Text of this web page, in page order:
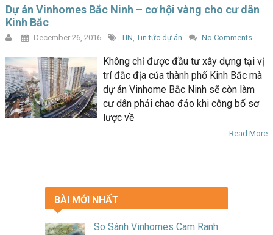
Dự án Vinhomes Bắc Ninh – cơ hội vàng cho cư dân
Kinh Bắc
December 26, 2016 TIN, Tin tức dự án No Comments
Không chỉ được đầu tư xây dựng tại vị
trí đắc địa của thành phố Kinh Bắc mà
dự án Vinhome Bắc Ninh sẽ còn làm
cư dân phải chao đảo khi công bố sơ
lược về
Read More
BÀI MỚI NHẤT
So Sánh Vinhomes Cam Ranh